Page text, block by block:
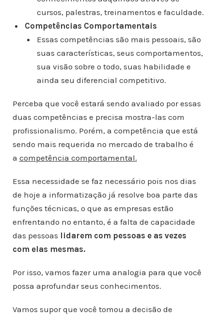
cursos, palestras, treinamentos e faculdade.
Competências Comportamentais
Essas competências são mais pessoais, são
suas características, seus comportamentos,
sua visão sobre o todo, suas habilidade e
ainda seu diferencial competitivo.
Perceba que você estará sendo avaliado por essas
duas competências e precisa mostra-las com
profissionalismo. Porém, a competência que está
sendo mais requerida no mercado de trabalho é
a competência comportamental.
Essa necessidade se faz necessário pois nos dias
de hoje a informatização já resolve boa parte das
funções técnicas, o que as empresas estão
enfrentando no entanto, é a falta de capacidade
das pessoas lidarem com pessoas e as vezes
com elas mesmas.
Por isso, vamos fazer uma analogia para que você
possa aprofundar seus conhecimentos.
Vamos supor que você tomou a decisão de